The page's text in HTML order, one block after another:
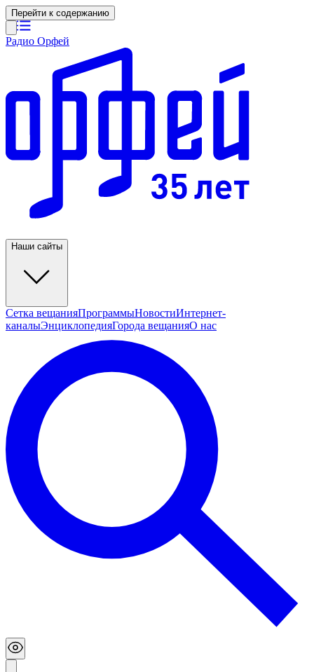
Перейти к содержанию
Радио Орфей
Наши сайты
Сетка вещанияПрограммыНовостиИнтернет-
каналыЭнциклопедияГорода вещанияО нас